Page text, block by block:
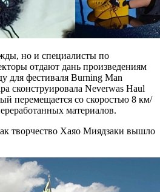
но и специалисты по
отдают дань произведениям
для фестиваля Burning Man
сконструировала Neverwas Haul
перемещается со скоростью 8 км/
материалов.